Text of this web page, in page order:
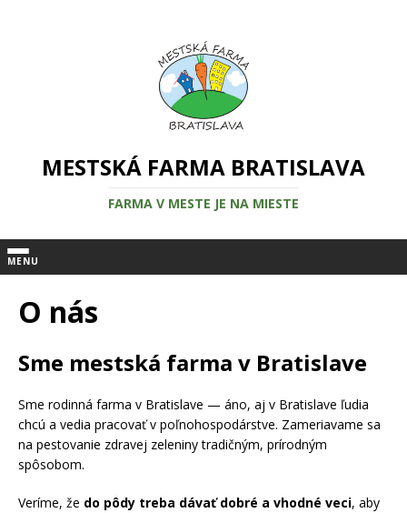
MESTSKÁ FARMA BRATISLAVA
FARMA V MESTE JE NA MIESTE
MENU
O nás
Sme mestská farma v Bratislave
Sme rodinná farma v Bratislave — áno, aj v Bratislave ľudia
chcú a vedia pracovať v poľnohospodárstve. Zameriavame sa
na pestovanie zdravej zeleniny tradičným, prírodným
spôsobom.
Veríme, že do pôdy treba dávať dobré a vhodné veci, aby